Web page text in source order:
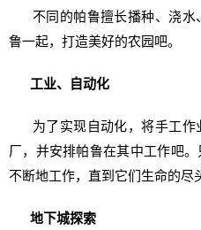
不同的帕鲁擅长播种、浇水
鲁一起，打造美好的农园吧。
工业、自动化
为了实现自动化，将手工作
厂，并安排帕鲁在其中工作吧
不断地工作，直到它们生命的尽
地下城探索